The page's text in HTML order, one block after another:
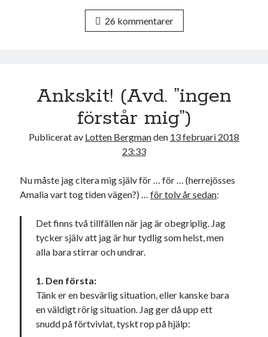
26 kommentarer
Ankskit! (Avd. ”ingen
förstår mig”)
Publicerat av Lotten Bergmanden 13 februari 2018
23:33
Nu måste jag citera mig själv för … för … (herrejösses
Amalia vart tog tiden vägen?) …för tolv år sedan:
Det finns två tillfällen när jag är obegriplig. Jag
tycker själv att jag är hur tydlig som helst, men
alla bara stirrar och undrar.
1. Den första:
Tänk er en besvärlig situation, eller kanske bara
en väldigt rörig situation. Jag ger då upp ett
snudd på förtvivlat, tyskt rop på hjälp: